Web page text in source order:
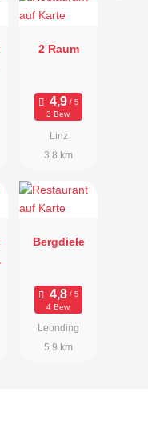
2 Raum
3 Bew.
Linz
3.8 km
Bergdiele
4 Bew.
Leonding
5.9 km